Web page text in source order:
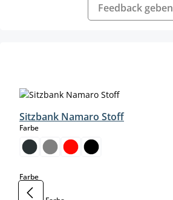
Feedback geben
Sitzbank Namaro Stoff
Farbeauswählen
Farbeauswählen